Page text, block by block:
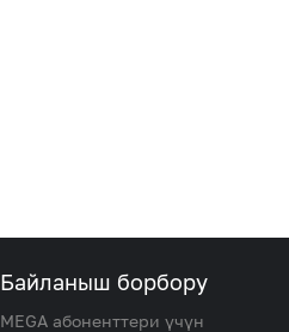
Байланыш борбору
MEGA абоненттери үчүн